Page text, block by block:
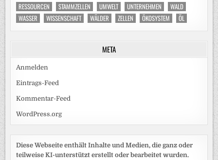
RESSOURCEN
STAMMZELLEN UMWELT UNTERNEHMEN
WALD
WASSER
WISSENSCHAFT WÄLDER ZELLEN ÖKOSYSTEM ÖL
META
Anmelden
Eintrags-Feed
Kommentar-Feed
WordPress.org
Diese Webseite enthält Inhalte und Medien, die ganz oder
teilweise KI-unterstützt erstellt oder bearbeitet wurden.